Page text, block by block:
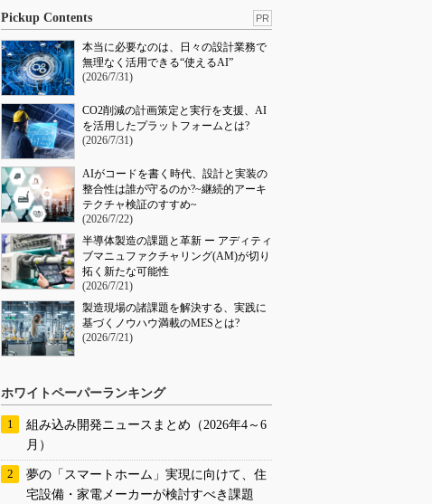
Pickup Contents PR
本当に必要なのは、日々の設計業務で
無理なく活用できる“使えるAI”
(2026/7/31)
CO2削減の計画策定と実行を支援、AI
を活用したプラットフォームとは?
(2026/7/31)
AIがコードを書く時代、設計と実装の
整合性は誰が守るのか?~継続的アーキ
テクチャ検証のすすめ~
(2026/7/22)
半導体製造の課題と革新 ー アディティ
ブマニュファクチャリング(AM)が切り
拓く新たな可能性
(2026/7/21)
製造現場の諸課題を解決する、実践に
基づくノウハウ満載のMESとは?
(2026/7/21)
ホワイトペーパーランキング
組み込み開発ニュースまとめ（2026年4～6
月）
夢の「スマートホーム」実現に向けて、住
宅設備・家電メーカーが検討すべき課題